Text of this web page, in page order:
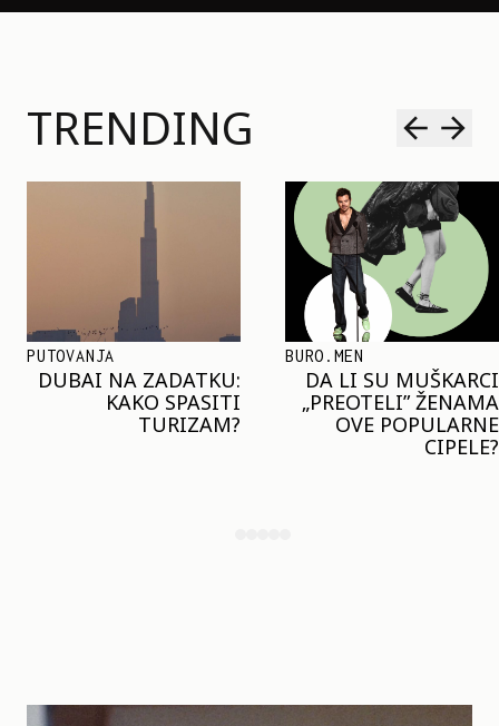
TRENDING
BURO.MEN
DA LI SU MUŠKARCI
„PREOTELI” ŽENAMA
OVE POPULARNE
TRENDOVI
KLJUČNI TREND LETA:
MARGO ROBI I HEJLI
BIBER NOSE ISTI
MODNI DETALJ